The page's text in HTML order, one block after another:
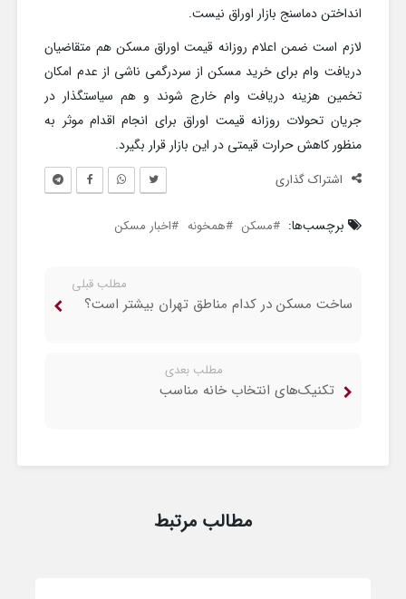
انداختن دماسنج بازار اوراق نیست.
لازم است ضمن اعلام روزانه قیمت اوراق مسکن هم متقاضیان
دریافت وام برای خرید مسکن از سردرگمی ناشی از عدم امکان
تخمین هزینه دریافت وام خارج شوند و هم سیاستگذار در
جریان تحولات روزانه قیمت اوراق برای انجام اقدام موثر به
منظور کاهش حرارت قیمتی در این بازار قرار بگیرد.
اشتراک گذاری
برچسب‌ها: مسکن همخونه اخبار مسکن
مطلب قبلی
ساخت مسکن در کدام مناطق تهران بیشتر است؟
مطلب بعدی
تکنیک‌های انتخاب خانه مناسب
مطالب مرتبط